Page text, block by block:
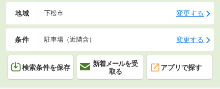
地域 下松市 変更する
条件 駐車場（近隣含） 変更する
検索条件を保存
新着メールを受
取る
アプリで探す